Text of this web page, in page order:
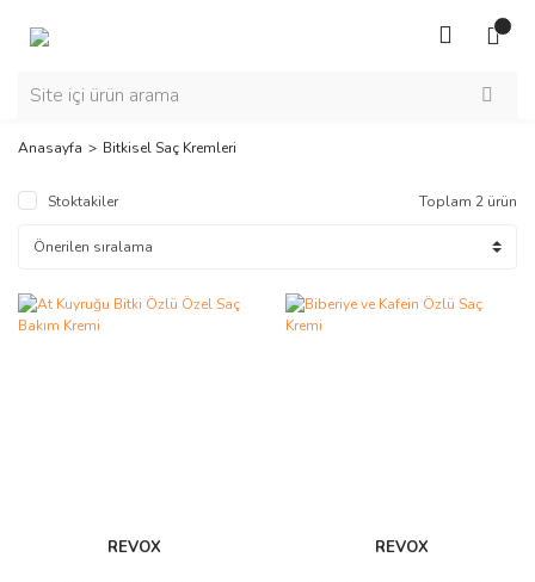
Anasayfa Bitkisel Saç Kremleri
Stoktakiler Toplam 2 ürün
REVOX REVOX